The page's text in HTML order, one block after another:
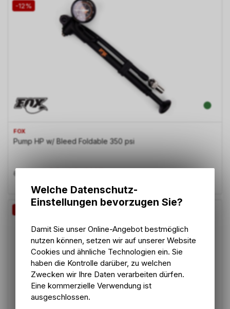
-12%
FOX
Pump HP w/ Bleed Foldable 350 psi
48.40CHF
55.00
Welche Datenschutz-
Einstellungen bevorzugen Sie?
Damit Sie unser Online-Angebot bestmöglich
nutzen können, setzen wir auf unserer Website
Cookies und ähnliche Technologien ein. Sie
haben die Kontrolle darüber, zu welchen
Zwecken wir Ihre Daten verarbeiten dürfen.
Eine kommerzielle Verwendung ist
ausgeschlossen.